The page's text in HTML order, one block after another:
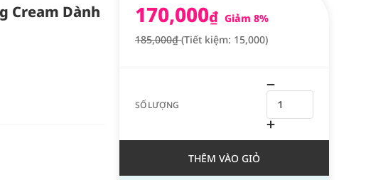
Cream Dành
170,000₫ Giảm 8%
185,000₫(Tiết kiệm: 15,000)
SỐ LƯỢNG
THÊM VÀO GIỎ